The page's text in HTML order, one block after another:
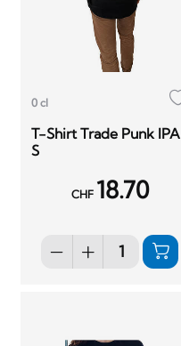
0 cl
T-Shirt Trade Punk IPA
S
CHF 18.70